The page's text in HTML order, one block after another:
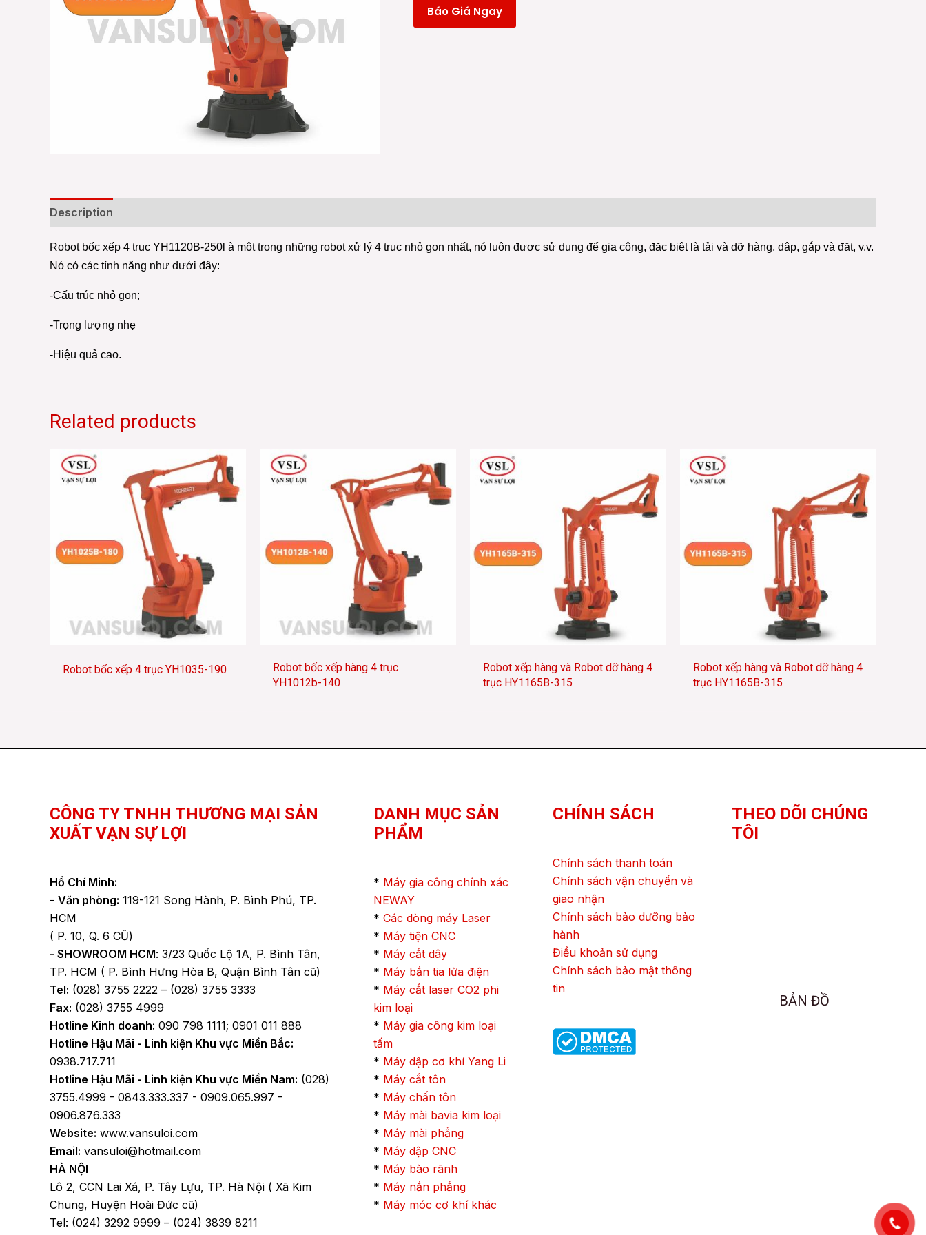
Báo Giá Ngay
Description
Robot bốc xếp 4 trục YH1120B-250l à một trong những robot xử lý 4 trục nhỏ gọn nhất, nó luôn được sử dụng để gia công, đặc biệt là tải và dỡ hàng, dập, gắp và đặt, v.v.
Nó có các tính năng như dưới đây:
-Cấu trúc nhỏ gọn;
-Trọng lượng nhẹ
-Hiệu quả cao.
Related products
Robot bốc xếp 4 trục YH1035-190
Robot bốc xếp hàng 4 trục
YH1012b-140
Robot xếp hàng và Robot dỡ hàng 4
trục HY1165B-315
Robot xếp hàng và Robot dỡ hàng 4
trục HY1165B-315
CÔNG TY TNHH THƯƠNG MẠI SẢN
XUẤT VẠN SỰ LỢI
Hồ Chí Minh:
- Văn phòng: 119-121 Song Hành, P. Bình Phú, TP.
HCM
( P. 10, Q. 6 CŨ)
- SHOWROOM HCM: 3/23 Quốc Lộ 1A, P. Bình Tân,
TP. HCM ( P. Bình Hưng Hòa B, Quận Bình Tân cũ)
Tel: (028) 3755 2222 – (028) 3755 3333
Fax: (028) 3755 4999
Hotline Kinh doanh: 090 798 1111; 0901 011 888
Hotline Hậu Mãi - Linh kiện Khu vực Miền Bắc:
0938.717.711
Hotline Hậu Mãi - Linh kiện Khu vực Miền Nam: (028)
3755.4999 - 0843.333.337 - 0909.065.997 -
0906.876.333
Website: www.vansuloi.com
Email: vansuloi@hotmail.com
HÀ NỘI
Lô 2, CCN Lai Xá, P. Tây Lựu, TP. Hà Nội ( Xã Kim
Chung, Huyện Hoài Đức cũ)
Tel: (024) 3292 9999 – (024) 3839 8211
Facebook
YouTube
TikTok
DANH MỤC SẢN
PHẨM
* Máy gia công chính xác
NEWAY
* Các dòng máy Laser
* Máy tiện CNC
* Máy cắt dây
* Máy bắn tia lửa điện
* Máy cắt laser CO2 phi
kim loại
* Máy gia công kim loại
tấm
* Máy dập cơ khí Yang Li
* Máy cắt tôn
* Máy chấn tôn
* Máy mài bavia kim loại
* Máy mài phẳng
* Máy dập CNC
* Máy bào rãnh
* Máy nắn phẳng
* Máy móc cơ khí khác
CHÍNH SÁCH
Chính sách thanh toán
Chính sách vận chuyển và
giao nhận
Chính sách bảo dưỡng bảo
hành
Điều khoản sử dụng
Chính sách bảo mật thông
tin
THEO DÕI CHÚNG
TÔI
BẢN ĐỒ